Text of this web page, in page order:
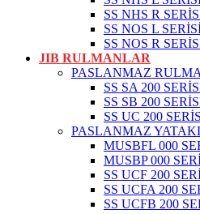
SS NHS R
SS NOS L
SS NOS R
JIB RULMANLAR
PASLANMAZ
SS SA 200
SS SB 200
SS UC 200
PASLANMAZ
MUSBFL 000
MUSBP 000
SS UCF 200
SS UCFA 200
SS UCFB 200